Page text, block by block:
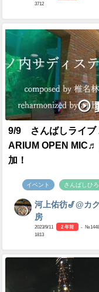
3712
9/9 さんばしライブ
ARIUM OPEN MIC♬
加！
イベント さんばしひ
河上佑彷🎷@カ
房
2023/9/11 2 年前
-
1813